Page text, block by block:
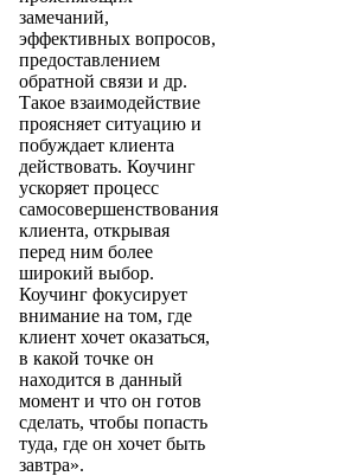
замечаний,
эффективных вопросов,
предоставлением
обратной связи и др.
Такое взаимодействие
проясняет ситуацию и
побуждает клиента
действовать. Коучинг
ускоряет процесс
самосовершенствования
клиента, открывая
перед ним более
широкий выбор.
Коучинг фокусирует
внимание на том, где
клиент хочет оказаться,
в какой точке он
находится в данный
момент и что он готов
сделать, чтобы попасть
туда, где он хочет быть
завтра».